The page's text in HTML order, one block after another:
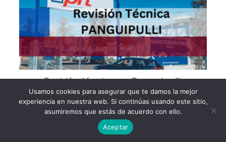
Revisión técnica en Panguipulli:
Horarios, valores y reserva de hora
online
Usamos cookies para asegurar que te damos la mejor
experiencia en nuestra web. Si continúas usando este sitio,
asumiremos que estás de acuerdo con ello.
Aceptar